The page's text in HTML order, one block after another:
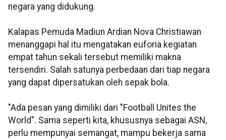
negara yang didukung.
Kalapas Pemuda Madiun Ardian Nova Christiawan
menanggapi hal itu mengatakan euforia kegiatan
empat tahun sekali tersebut memiliki makna
tersendiri. Salah satunya perbedaan dari tiap negara
yang dapat dipersatukan oleh sepak bola.
"Ada pesan yang dimiliki dari "Football Unites the
World". Sama seperti kita, khususnya sebagai ASN,
perlu mempunyai semangat, mampu bekerja sama